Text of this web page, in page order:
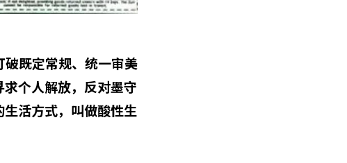
既定常规、统一审美
个人解放，反对墨守
活方式，叫做酸性生